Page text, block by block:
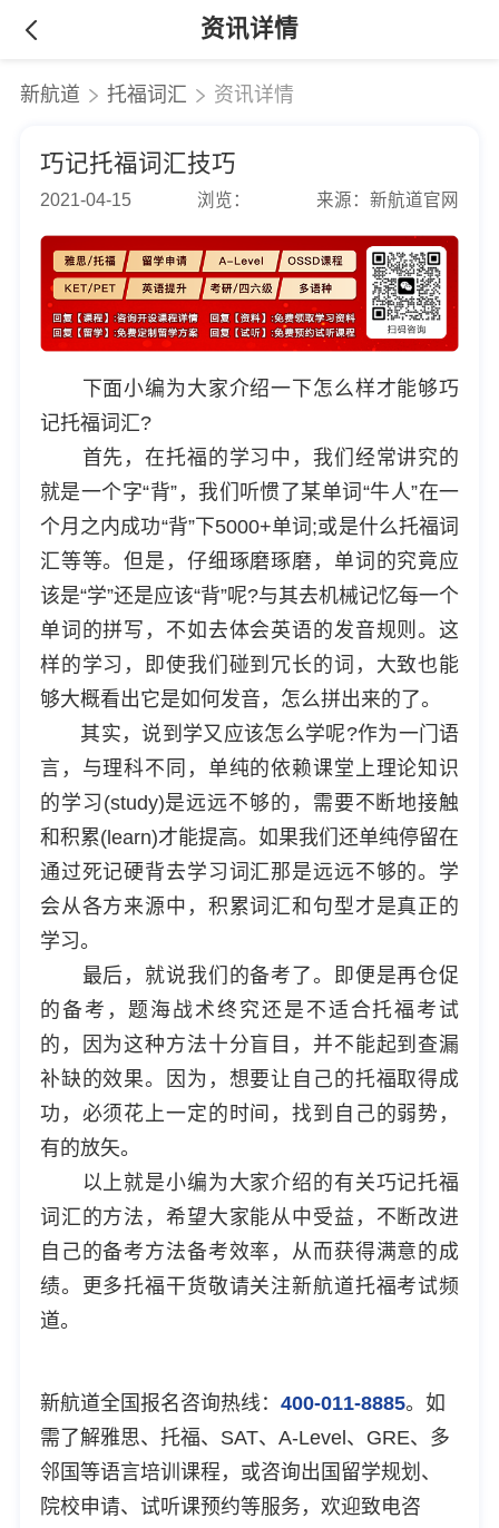
资讯详情
新航道 托福词汇 资讯详情
巧记托福词汇技巧
2021-04-15 浏览： 来源：新航道官网
下面小编为大家介绍一下怎么样才能够巧
记托福词汇?
首先，在托福的学习中，我们经常讲究的
就是一个字“背”，我们听惯了某单词“牛人”在一
个月之内成功“背”下5000+单词;或是什么托福词
汇等等。但是，仔细琢磨琢磨，单词的究竟应
该是“学”还是应该“背”呢?与其去机械记忆每一个
单词的拼写，不如去体会英语的发音规则。这
样的学习，即使我们碰到冗长的词，大致也能
够大概看出它是如何发音，怎么拼出来的了。
其实，说到学又应该怎么学呢?作为一门语
言，与理科不同，单纯的依赖课堂上理论知识
的学习(study)是远远不够的，需要不断地接触
和积累(learn)才能提高。如果我们还单纯停留在
通过死记硬背去学习词汇那是远远不够的。学
会从各方来源中，积累词汇和句型才是真正的
学习。
最后，就说我们的备考了。即便是再仓促
的备考，题海战术终究还是不适合托福考试
的，因为这种方法十分盲目，并不能起到查漏
补缺的效果。因为，想要让自己的托福取得成
功，必须花上一定的时间，找到自己的弱势，
有的放矢。
以上就是小编为大家介绍的有关巧记托福
词汇的方法，希望大家能从中受益，不断改进
自己的备考方法备考效率，从而获得满意的成
绩。更多托福干货敬请关注新航道托福考试频
道。
新航道全国报名咨询热线： 400-011-8885。如
需了解雅思、托福、SAT、A-Level、GRE、多
邻国等语言培训课程，或咨询出国留学规划、
院校申请、试听课预约等服务，欢迎致电咨